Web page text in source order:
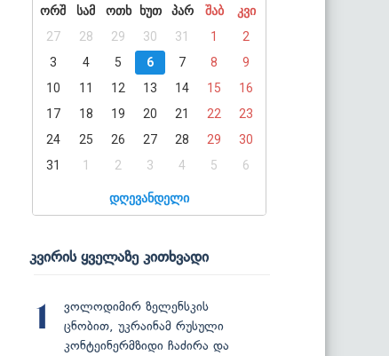
ორშ
სამ ოთხ ხუთ პარ შაბ
კვი
27
28 29 30 31 1
2
3
4 5 6 7 8
9
10
11 12 13 14 15
16
17
18 19 20 21 22
23
24
25 26 27 28 29
30
31
1 2 3 4 5 6
დღევანდელი
კვირის ყველაზე კითხვადი
1
ვოლოდიმირ ზელენსკის
ცნობით, უკრაინამ რუსული
კონტეინერმზიდი ჩაძირა და